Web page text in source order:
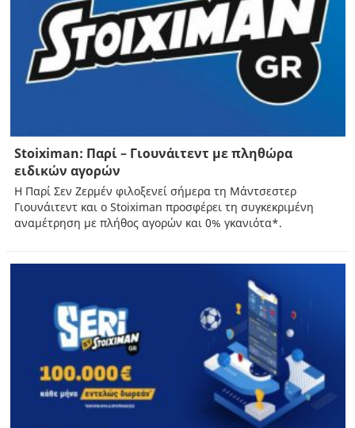
Stoiximan: Παρί – Γιουνάιτεντ με πληθώρα
ειδικών αγορών
Η Παρί Σεν Ζερμέν φιλοξενεί σήμερα τη Μάντσεστερ
Γιουνάιτεντ και ο Stoiximan προσφέρει τη συγκεκριμένη
αναμέτρηση με πλήθος αγορών και 0% γκανιότα*.